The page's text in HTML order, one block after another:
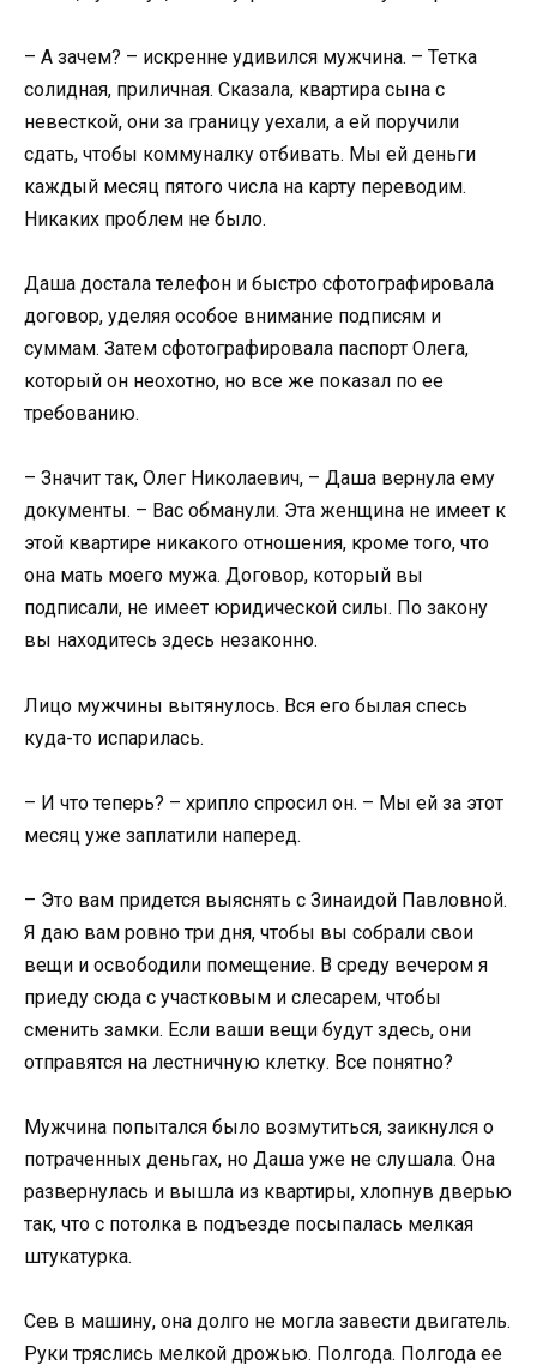
– А зачем? – искренне удивился мужчина. – Тетка
солидная, приличная. Сказала, квартира сына с
невесткой, они за границу уехали, а ей поручили
сдать, чтобы коммуналку отбивать. Мы ей деньги
каждый месяц пятого числа на карту переводим.
Никаких проблем не было.
Даша достала телефон и быстро сфотографировала
договор, уделяя особое внимание подписям и
суммам. Затем сфотографировала паспорт Олега,
который он неохотно, но все же показал по ее
требованию.
– Значит так, Олег Николаевич, – Даша вернула ему
документы. – Вас обманули. Эта женщина не имеет к
этой квартире никакого отношения, кроме того, что
она мать моего мужа. Договор, который вы
подписали, не имеет юридической силы. По закону
вы находитесь здесь незаконно.
Лицо мужчины вытянулось. Вся его былая спесь
куда-то испарилась.
– И что теперь? – хрипло спросил он. – Мы ей за этот
месяц уже заплатили наперед.
– Это вам придется выяснять с Зинаидой Павловной.
Я даю вам ровно три дня, чтобы вы собрали свои
вещи и освободили помещение. В среду вечером я
приеду сюда с участковым и слесарем, чтобы
сменить замки. Если ваши вещи будут здесь, они
отправятся на лестничную клетку. Все понятно?
Мужчина попытался было возмутиться, заикнулся о
потраченных деньгах, но Даша уже не слушала. Она
развернулась и вышла из квартиры, хлопнув дверью
так, что с потолка в подъезде посыпалась мелкая
штукатурка.
Сев в машину, она долго не могла завести двигатель.
Руки тряслись мелкой дрожью. Полгода. Полгода ее